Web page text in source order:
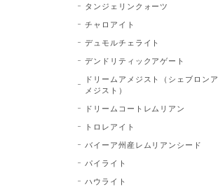
タンジェリンクォーツ
チャロアイト
デュモルチェライト
デンドリティックアゲート
ドリームアメジスト（シェブロンア
メジスト）
ドリームコートレムリアン
トロレアイト
バイーア州産レムリアンシード
パイライト
ハウライト